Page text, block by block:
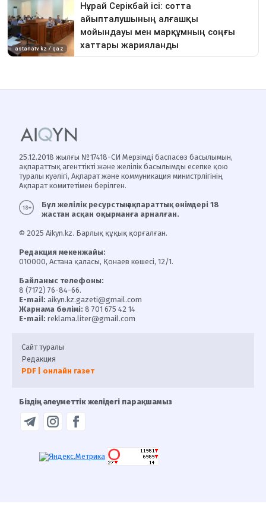
25.12.2018 жылғы №17418-СИ Мерзімді баспасөз басылымын,
ақпараттық агенттікті және желілік басылымды есепке қою
туралы куәлігі, Ақпарат және коммуникация министрлігінің
Ақпарат комитетімен берілген.
Бұл желілік ресурстың ақпараттық өнімдері 18
жастан асқан оқырманға арналған.
© 2025 Aikyn.kz. Барлық құқық қорғалған.
Редакция мекенжайы:
010000, Астана қаласы, Қонаев көшесі, 12/1.
Байланыс телефоны:
8 (7172) 76-84-66.
E-mail: aikyn.kz.gazeti@gmail.com
Жарнама бөлімі: 8 701 675 42 14
E-mail: reklama.liter@gmail.com
Сайт туралы
Редакция
PDF | онлайн газет
Біздің әлеуметтік желідегі парақшамыз